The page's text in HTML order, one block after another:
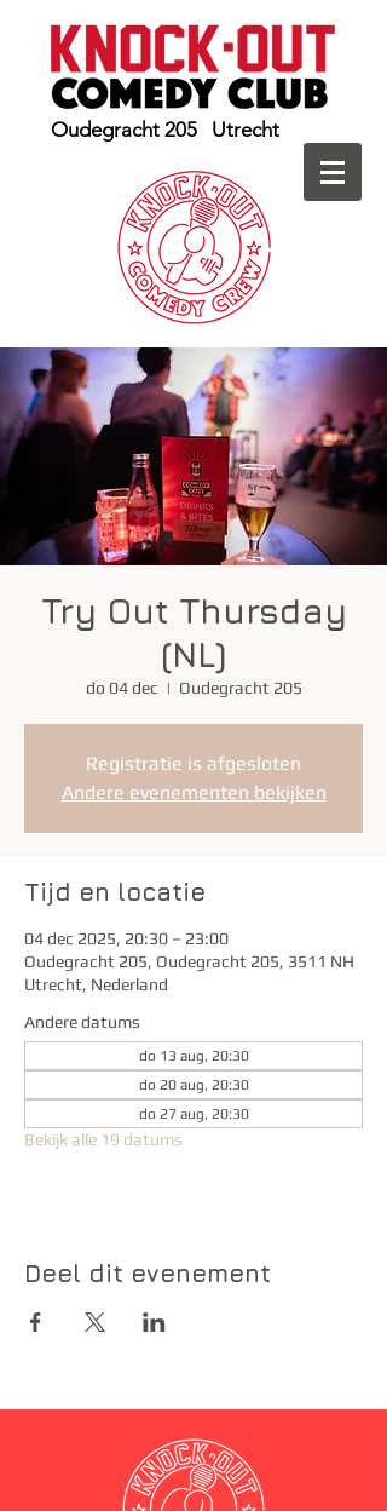
Oudegracht 205 Utrecht
Try Out Thursday
(NL)
do 04 dec
  |
Oudegracht 205
Registratie is afgesloten
Andere evenementen bekijken
Tijd en locatie
04 dec 2025, 20:30 – 23:00
Oudegracht 205, Oudegracht 205, 3511 NH
Utrecht, Nederland
Andere datums
do 13 aug, 20:30
do 20 aug, 20:30
do 27 aug, 20:30
Bekijk alle 19 datums
Deel dit evenement